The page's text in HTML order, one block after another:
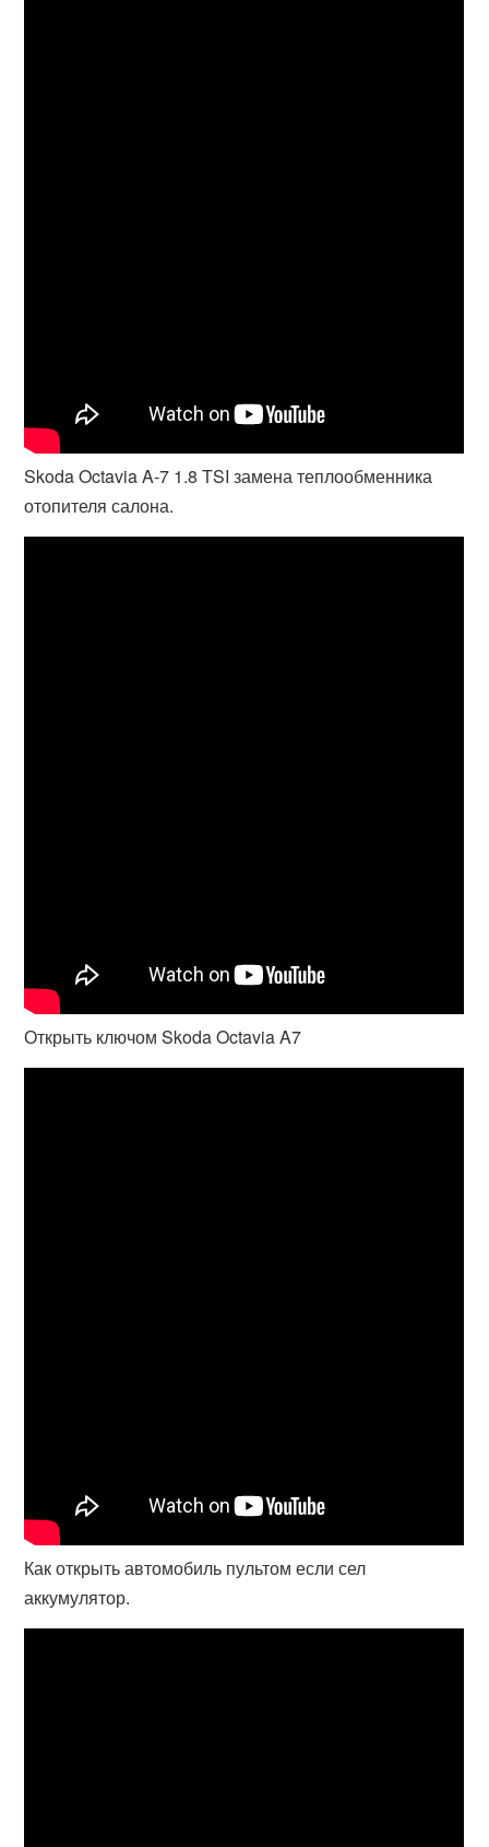
Skoda Octavia A-7 1.8 TSI замена теплообменника
отопителя салона.
Открыть ключом Skoda Octavia A7
Как открыть автомобиль пультом если сел
аккумулятор.